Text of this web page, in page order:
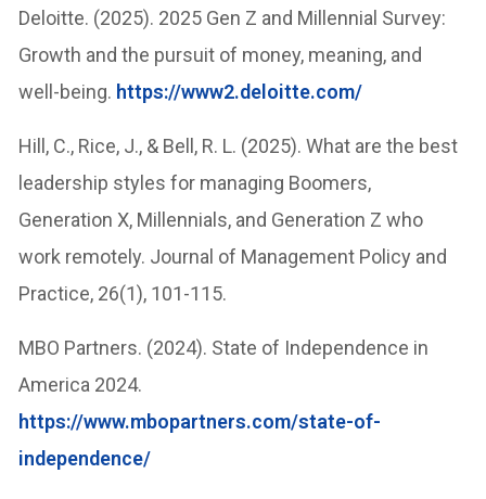
Deloitte. (2025). 2025 Gen Z and Millennial Survey:
Growth and the pursuit of money, meaning, and
well-being. https://www2.deloitte.com/
Hill, C., Rice, J., & Bell, R. L. (2025). What are the best
leadership styles for managing Boomers,
Generation X, Millennials, and Generation Z who
work remotely. Journal of Management Policy and
Practice, 26(1), 101-115.
MBO Partners. (2024). State of Independence in
America 2024.
https://www.mbopartners.com/state-of-
independence/